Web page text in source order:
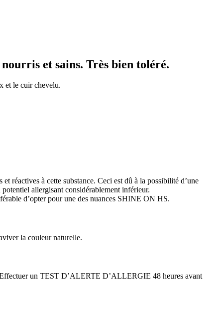
et sains. Très bien toléré.
et le cuir chevelu.
réactives à cette substance. Ceci est dû à la possibilité d’une
allergisant considérablement inférieur.
d’opter pour une des nuances SHINE ON HS.
la couleur naturelle.
Effectuer un TEST D’ALERTE D’ALLERGIE 48 heures avant